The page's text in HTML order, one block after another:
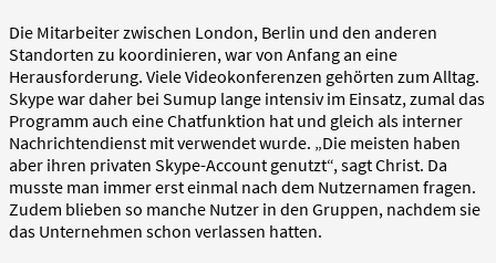
Die Mitarbeiter zwischen London, Berlin und den anderen
Standorten zu koordinieren, war von Anfang an eine
Herausforderung. Viele Videokonferenzen gehörten zum Alltag.
Skype war daher bei Sumup lange intensiv im Einsatz, zumal das
Programm auch eine Chatfunktion hat und gleich als interner
Nachrichtendienst mit verwendet wurde. „Die meisten haben
aber ihren privaten Skype-Account genutzt“, sagt Christ. Da
musste man immer erst einmal nach dem Nutzernamen fragen.
Zudem blieben so manche Nutzer in den Gruppen, nachdem sie
das Unternehmen schon verlassen hatten.